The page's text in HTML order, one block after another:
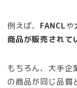
例えば、 FANCLや
商品が販売されて
もちろん、大手企
の商品が同じ品質